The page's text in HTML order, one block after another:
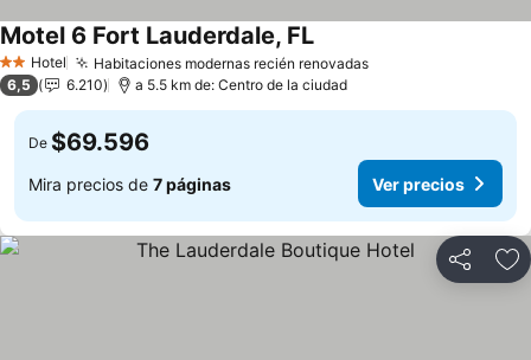
2 Estrellas
Hotel Habitaciones modernas recién renovadas
Motel 6 Fort Lauderdale, FL
6,5 6.210 a 5.5 km de: Centro de la ciudad
De $69.596
Mira precios de 7 páginas Ver precios
Compartir